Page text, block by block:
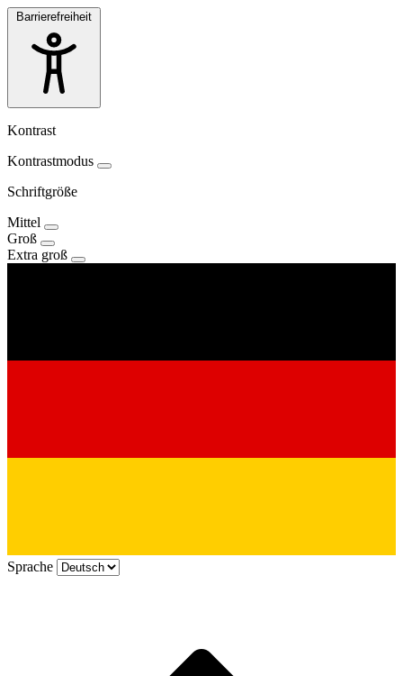
Barrierefreiheit
Kontrast
Kontrastmodus
Schriftgröße
Mittel
Groß
Extra groß
Sprache